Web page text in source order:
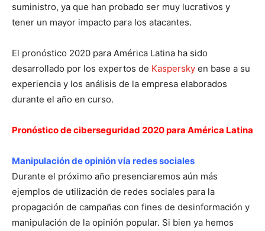
suministro, ya que han probado ser muy lucrativos y
tener un mayor impacto para los atacantes.
El pronóstico 2020 para América Latina ha sido
desarrollado por los expertos de Kaspersky en base a su
experiencia y los análisis de la empresa elaborados
durante el año en curso.
Pronóstico de ciberseguridad 2020 para América Latina
Manipulación de opinión vía redes sociales
Durante el próximo año presenciaremos aún más
ejemplos de utilización de redes sociales para la
propagación de campañas con fines de desinformación y
manipulación de la opinión popular. Si bien ya hemos